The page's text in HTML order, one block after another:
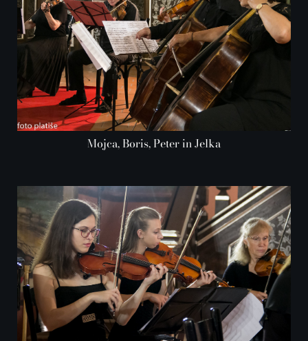
Mojca, Boris, Peter in Jelka